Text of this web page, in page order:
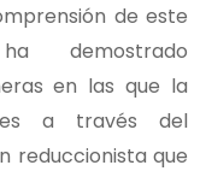
de este
demostrado
en las que la
a través del
reduccionista que